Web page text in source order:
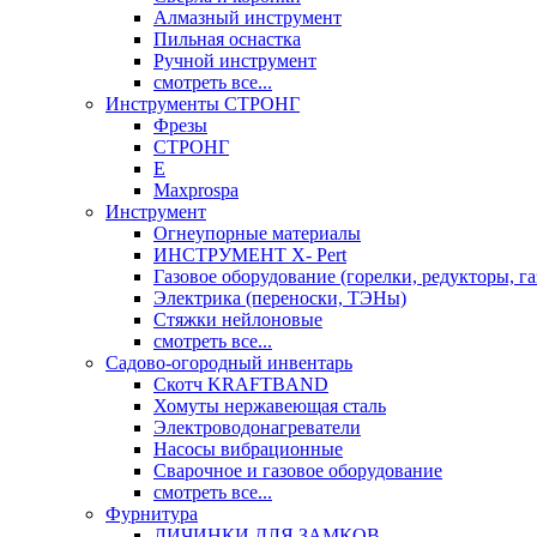
Алмазный инструмент
Пильная оснастка
Ручной инструмент
смотреть все...
Инструменты СТРОНГ
Фрезы
СТРОНГ
Е
Maxprospa
Инструмент
Огнеупорные материалы
ИНСТРУМЕНТ X- Pert
Газовое оборудование (горелки, редукторы,
Электрика (переноски, ТЭНы)
Стяжки нейлоновые
смотреть все...
Садово-огородный инвентарь
Скотч KRAFTBAND
Хомуты нержавеющая сталь
Электроводонагреватели
Насосы вибрационные
Сварочное и газовое оборудование
смотреть все...
Фурнитура